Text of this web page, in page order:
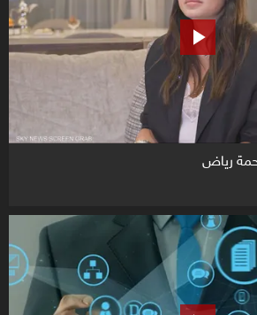
رياض